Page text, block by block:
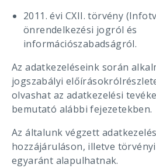
2011. évi CXII. törvény
önrendelkezési jogról és
információszabadságról.
Az adatkezeléseink során
jogszabályi
olvashat az adatkezelési
bemutató alábbi fejezetekben.
Az általunk végzett
hozzájáruláson, illetve
egyaránt alapulhatnak.